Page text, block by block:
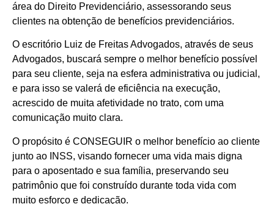
área do Direito Previdenciário, assessorando seus
clientes na obtenção de benefícios previdenciários.
O escritório Luiz de Freitas Advogados, através de seus
Advogados, buscará sempre o melhor benefício possível
para seu cliente, seja na esfera administrativa ou judicial,
e para isso se valerá de eficiência na execução,
acrescido de muita afetividade no trato, com uma
comunicação muito clara.
O propósito é CONSEGUIR o melhor benefício ao cliente
junto ao INSS, visando fornecer uma vida mais digna
para o aposentado e sua família, preservando seu
patrimônio que foi construído durante toda vida com
muito esforço e dedicação.